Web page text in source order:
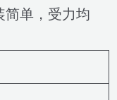
简单，受力均